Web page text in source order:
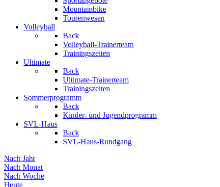
Mountainbike
Tourenwesen
Volleyball
Back
Volleyball-Trainerteam
Trainingszeiten
Ultimate
Back
Ultimate-Trainerteam
Trainingszeiten
Sommerprogramm
Back
Kinder- und Jugendprogramm
SVL-Haus
Back
SVL-Haus-Rundgang
Nach Jahr
Nach Monat
Nach Woche
Heute